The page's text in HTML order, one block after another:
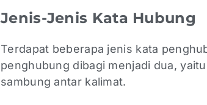
Jenis-Jenis Kata Hubung
Terdapat beberapa jenis kata
penghubung dibagi menjadi dua,
sambung antar kalimat.